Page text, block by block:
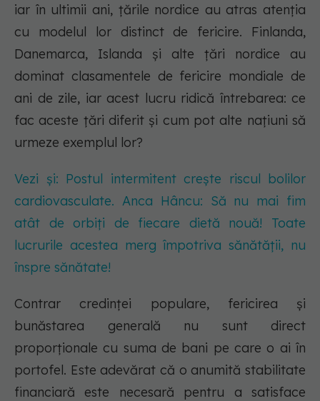
iar în ultimii ani, țările nordice au atras atenția
cu modelul lor distinct de fericire. Finlanda,
Danemarca, Islanda și alte țări nordice au
dominat clasamentele de fericire mondiale de
ani de zile, iar acest lucru ridică întrebarea: ce
fac aceste țări diferit și cum pot alte națiuni să
urmeze exemplul lor?
Vezi și: Postul intermitent crește riscul bolilor
cardiovasculate. Anca Hâncu: Să nu mai fim
atât de orbiți de fiecare dietă nouă! Toate
lucrurile acestea merg împotriva sănătății, nu
înspre sănătate!
Contrar credinței populare, fericirea și
bunăstarea generală nu sunt direct
proporționale cu suma de bani pe care o ai în
portofel. Este adevărat că o anumită stabilitate
financiară este necesară pentru a satisface